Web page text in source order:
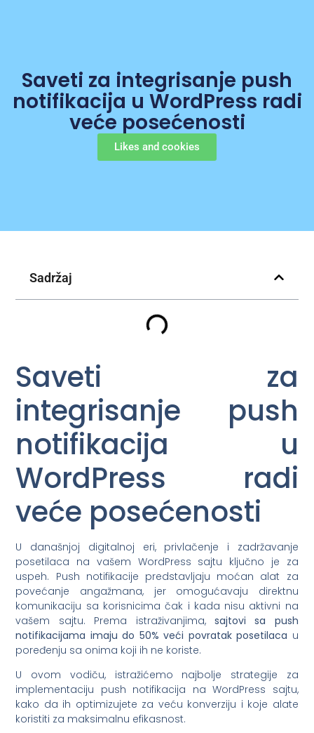
Saveti za integrisanje push
notifikacija u WordPress radi
veće posećenosti
Likes and cookies
Sadržaj
Saveti za
integrisanje push
notifikacija u
WordPress radi
veće posećenosti
U današnjoj digitalnoj eri, privlačenje i zadržavanje
posetilaca na vašem WordPress sajtu ključno je za
uspeh. Push notifikacije predstavljaju moćan alat za
povećanje angažmana, jer omogućavaju direktnu
komunikaciju sa korisnicima čak i kada nisu aktivni na
vašem sajtu. Prema istraživanjima, sajtovi sa push
notifikacijama imaju do 50% veći povratak posetilaca u
poređenju sa onima koji ih ne koriste.
U ovom vodiču, istražićemo najbolje strategije za
implementaciju push notifikacija na WordPress sajtu,
kako da ih optimizujete za veću konverziju i koje alate
koristiti za maksimalnu efikasnost.